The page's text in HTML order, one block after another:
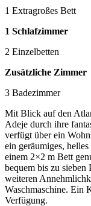
1 Extragroßes Bett
1 Schlafzimmer
2 Einzelbetten
Zusätzliche Zimmer
3 Badezimmer
Mit Blick auf den
Adeje durch ihre
verfügt über ein
ein geräumiges,
einem 2×2 m Bett
bequem bis zu sieben
weiteren
Waschmaschine. Ein
Verfügung.